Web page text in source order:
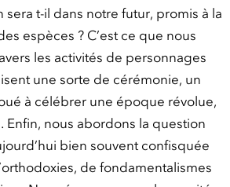
sera t-il dans notre futur, promis à la
espèces ? C’est ce que nous
les activités de personnages
une sorte de cérémonie, un
à célébrer une époque révolue,
Enfin, nous abordons la question
bien souvent confisquée
de fondamentalismes